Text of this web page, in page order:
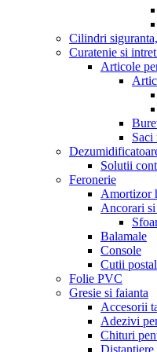
Cilindri
Curatenie si
Articole
Saci
Solutii
Feronerie
Amortizor
Ancorari
Balamale
Console
Cutii
Folie PVC
Gresie si faianta
Accesorii
Adezivi
Chituri
Distantiere